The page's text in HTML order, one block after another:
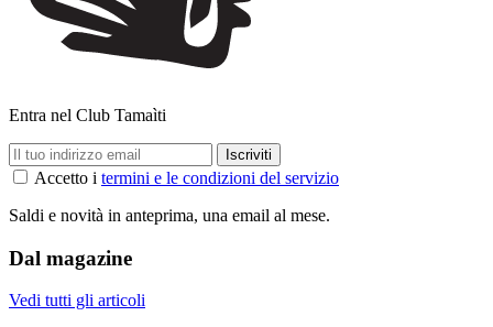
Entra nel Club Tamaìti
Accetto i termini e le condizioni del servizio
Saldi e novità in anteprima, una email al mese.
Dal magazine
Vedi tutti gli articoli